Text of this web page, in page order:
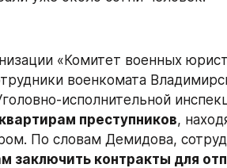
«Комитет военных
военкомата
исполнительной
преступников,
заключить контракты для